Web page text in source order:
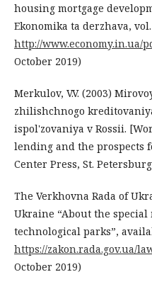
housing mortgage
Ekonomika ta derzhava,
http://www.economy.in.ua/
October 2019)
Merkulov, V.V. (2003)
zhilishchnogo
ispol'zovaniya v Rossii.
lending and the prospects
Center Press, St.
The Verkhovna Rada of
Ukraine “About the
technological parks”,
https://zakon.rada.gov.ua/
October 2019)